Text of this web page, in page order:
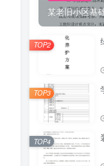
某老旧小区基
TOP2
TOP3
TOP4